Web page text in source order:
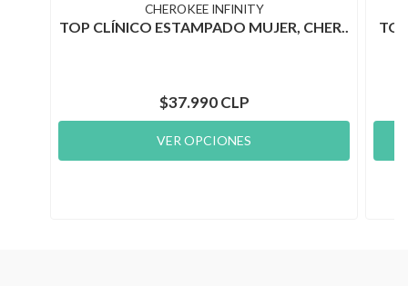
CHEROKEE INFINITY
TOP CLÍNICO ESTAMPADO MUJER, CHER..
$37.990 CLP
VER OPCIONES